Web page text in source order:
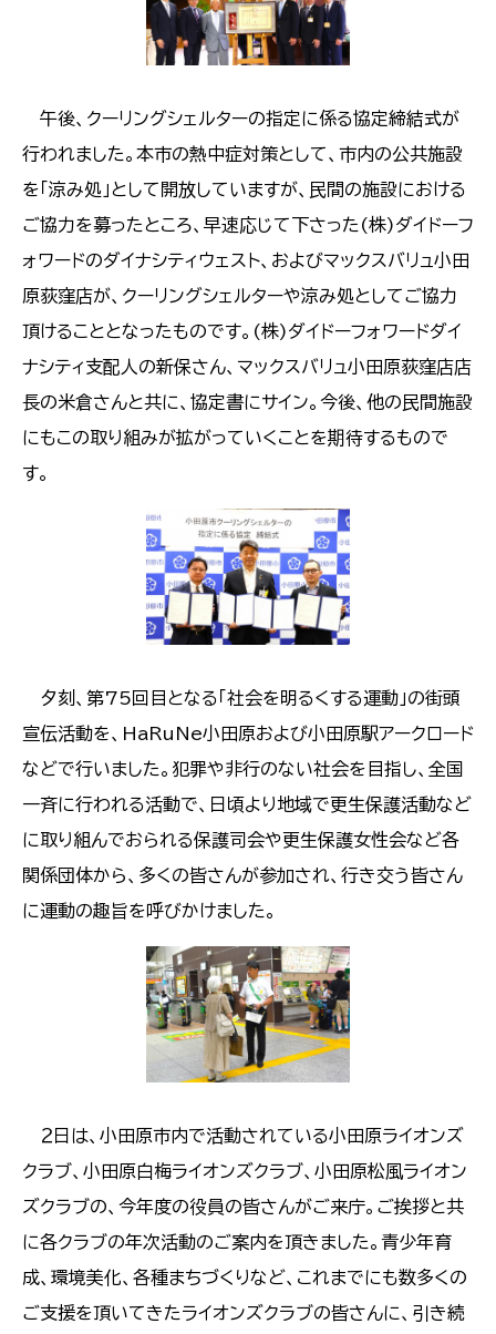
午後、クーリングシェルターの指定に係る協定締結式が
行われました。本市の熱中症対策として、市内の公共施設
を「涼み処」として開放していますが、民間の施設における
ご協力を募ったところ、早速応じて下さった(株)ダイドーフ
ォワードのダイナシティウェスト、およびマックスバリュ小田
原荻窪店が、クーリングシェルターや涼み処としてご協力
頂けることとなったものです。(株)ダイドーフォワードダイ
ナシティ支配人の新保さん、マックスバリュ小田原荻窪店店
長の米倉さんと共に、協定書にサイン。今後、他の民間施設
にもこの取り組みが拡がっていくことを期待するもので
す。
夕刻、第75回目となる「社会を明るくする運動」の街頭
宣伝活動を、HaRuNe小田原および小田原駅アークロード
などで行いました。犯罪や非行のない社会を目指し、全国
一斉に行われる活動で、日頃より地域で更生保護活動など
に取り組んでおられる保護司会や更生保護女性会など各
関係団体から、多くの皆さんが参加され、行き交う皆さん
に運動の趣旨を呼びかけました。
​​​​​​​ ２日は、小田原市内で活動されている小田原ライオンズ
クラブ、小田原白梅ライオンズクラブ、小田原松風ライオン
ズクラブの、今年度の役員の皆さんがご来庁。ご挨拶と共
に各クラブの年次活動のご案内を頂きました。青少年育
成、環境美化、各種まちづくりなど、これまでにも数多くの
ご支援を頂いてきたライオンズクラブの皆さんに、引き続